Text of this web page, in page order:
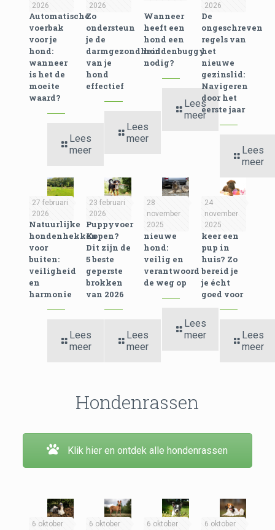
2026
Automatische
voerbak
voor je
hond:
wanneer
is het de
moeite
waard?
Lees
meer
2026
Zo
ondersteun
je de
darmgezondheid
van je
hond
effectief
Lees
meer
Wanneer
heeft een
hond een
hondenbuggy
nodig?
Lees
meer
2026
De
ongeschreven
regels van
het
nieuwe
gezinslid:
Navigeren
door het
eerste jaar
Lees
meer
27 februari
2026
Natuurlijke
hondenhekken
voor
buiten:
veiligheid
en
harmonie
Lees
meer
23 februari
2026
Puppyvoer
Kopen?
Dit zijn de
5 beste
geperste
brokken
van 2026
Lees
meer
28
november
2025
Een
nieuwe
hond:
veilig en
verantwoord
de weg op
Lees
meer
24
november
2025
Eerste
keer een
pup in
huis? Zo
bereid je
je écht
goed voor
Lees
meer
Hondenrassen
Klik hier en ontdek alle hondenrassen
6 oktober
6 oktober
6 oktober
6 oktober